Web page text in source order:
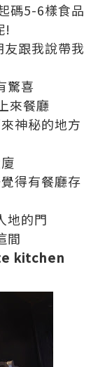
碼5-6樣食品
!
跟我說帶我
驚喜
來餐廳
神秘的地方
得有餐廳存
地的門
間
kitchen